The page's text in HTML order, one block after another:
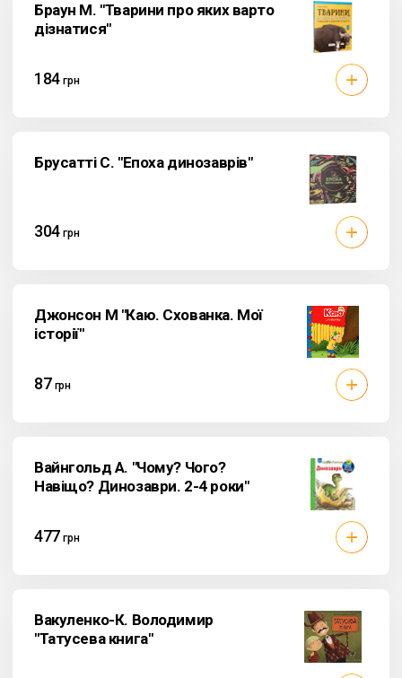
Браун М. "Тварини про яких варто
дізнатися"
184 грн
Брусатті С. "Епоха динозаврів"
304 грн
Джонсон М "Каю. Схованка. Мої
історії"
87 грн
Вайнгольд А. "Чому? Чого?
Навіщо? Динозаври. 2-4 роки"
477 грн
Вакуленко-К. Володимир
"Татусева книга"